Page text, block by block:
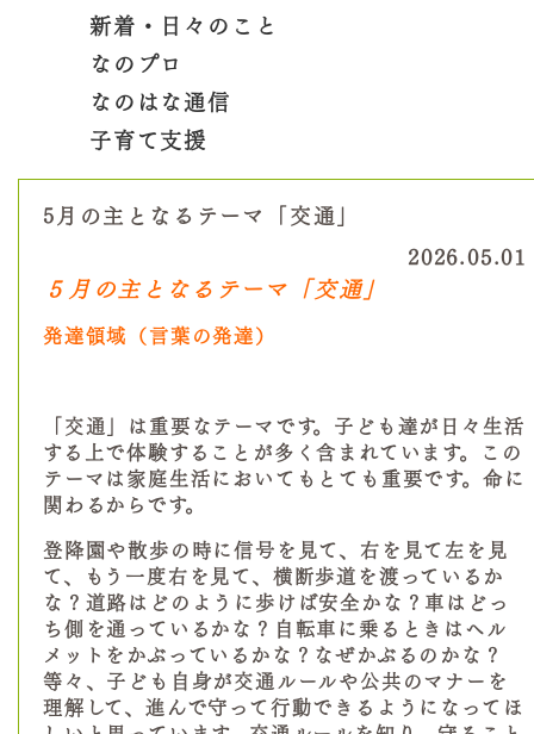
新着・日々のこと
なのプロ
なのはな通信
子育て支援
5月の主となるテーマ「交通」
2026.05.01
５月の主となるテーマ「交通」
発達領域（言葉の発達）
「交通」は重要なテーマです。子ども達が日々生活
する上で体験することが多く含まれています。この
テーマは家庭生活においてもとても重要です。命に
関わるからです。
登降園や散歩の時に信号を見て、右を見て左を見
て、もう一度右を見て、横断歩道を渡っているか
な？道路はどのように歩けば安全かな？車はどっ
ち側を通っているかな？自転車に乗るときはヘル
メットをかぶっているかな？なぜかぶるのかな？
等々、子ども自身が交通ルールや公共のマナーを
理解して、進んで守って行動できるようになってほ